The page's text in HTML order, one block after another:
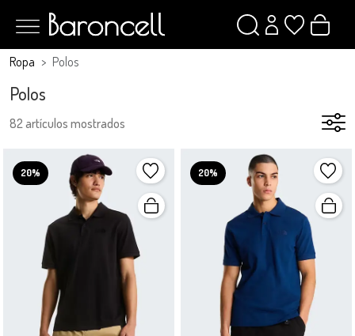
Ropa Polos
Polos
82 artículos mostrados
20% 20%